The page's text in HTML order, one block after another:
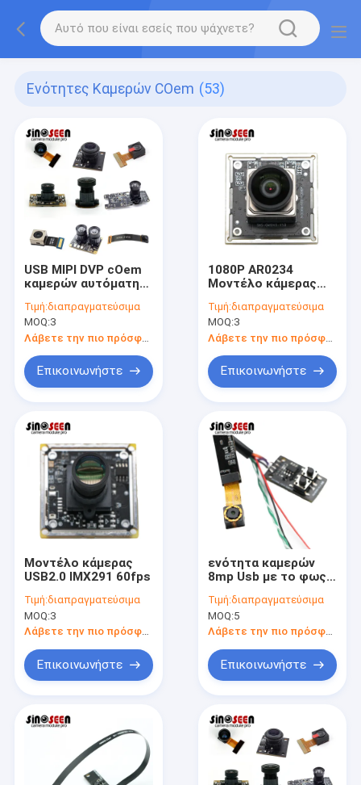
Ενότητες Καμερών COem (53)
USB MIPI DVP cOem
καμερών αυτόματη
οράματος ενοτήτων
εξατομικεύσιμη
Τιμή:διαπραγματεύσιμα
MOQ:3
Λάβετε την πιο πρόσφατη τιμή
Επικοινωνήστε
1080P AR0234
Μοντέλο κάμερας
Τιμή:διαπραγματεύσιμα
MOQ:3
Επικοινωνήστε
Μοντέλο κάμερας
USB2.0 IMX291 60fps
Τιμή:διαπραγματεύσιμα
MOQ:3
Λάβετε την πιο πρόσφατη τιμή
Επικοινωνήστε
ενότητα καμερών
8mp Usb με το φως
οδηγήσεων
Τιμή:διαπραγματεύσιμα
MOQ:5
Επικοινωνήστε